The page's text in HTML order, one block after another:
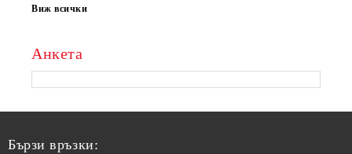
Виж всички
Анкета
Бързи връзки: